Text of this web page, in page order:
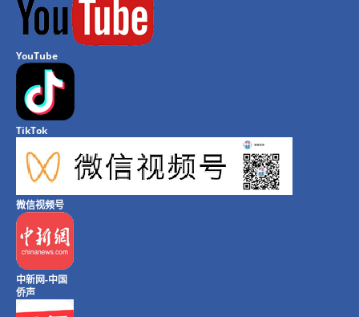
YouTube
TikTok
微信视频号
中新网-中国
侨声